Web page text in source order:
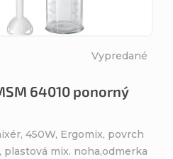
64010 ponorný
Vypredané
450W, Ergomix, povrch
plastová mix. noha,odmerka